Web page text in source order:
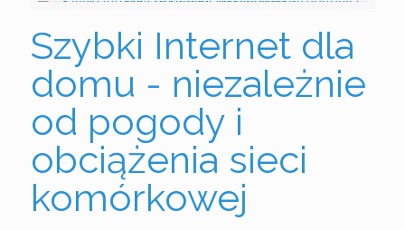
Szybki Internet dla
domu - niezależnie
od pogody i
obciążenia sieci
komórkowej